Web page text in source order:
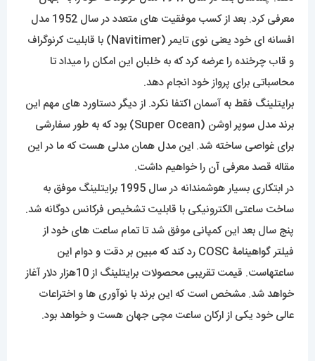
برای غواصی ساخته شد. این مدل همان مدلی هست که ما در این
مقاله قصد معرفی آن را خواهیم داشت.
در ابتکاری بسیار هوشمندانه در سال 1995 برایتلینگ موفق به
ساخت ساعتی الکترونیکی با قابلیت تشخیص فرکانس دوگانه شد.
پنج سال بعد این کمپانی موفق شد تا تمام ساعت های خود از
فیلتر گواهینامۀ COSC رد کند که مبین بر دقت و دوام این
ساعتهاست. قیمت تقریبی محصولات برایتلینگ از 10هزار دلار آغاز
خواهد شد. مشخص است که این برند با نوآوری ها و اختراعات
عالی خود یکی از ارکان ساعت مچی جهان هست و خواهد بود.
طراحی
سوپر اوشِن یکی از جذاب ترین ساعت های این برند هست. در
طراحی زیبای این ساعت چشمان مخاطب به عظمت این ساعت
خیره میشود. قاب دابل این ساعت همراه تاکی متر چرخان قاب